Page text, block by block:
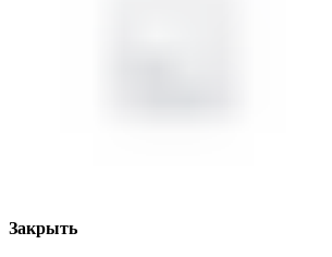
Закрыть